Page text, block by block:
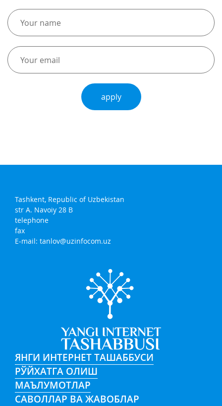
apply
Tashkent, Republic of Uzbekistan
str A. Navoiy 28 B
telephone
fax
E-mail: tanlov@uzinfocom.uz
ЯНГИ ИНТЕРНЕТ ТАШАББУСИ
РЎЙХАТГА ОЛИШ
МАЪЛУМОТЛАР
САВОЛЛАР ВА ЖАВОБЛАР